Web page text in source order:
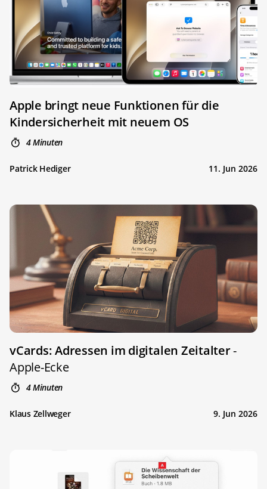
Apple bringt neue Funktionen für die
Kindersicherheit mit neuem OS
4 Minuten
Patrick Hediger 11. Jun 2026
vCards: Adressen im digitalen Zeitalter-
Apple-Ecke
4 Minuten
Klaus Zellweger 9. Jun 2026